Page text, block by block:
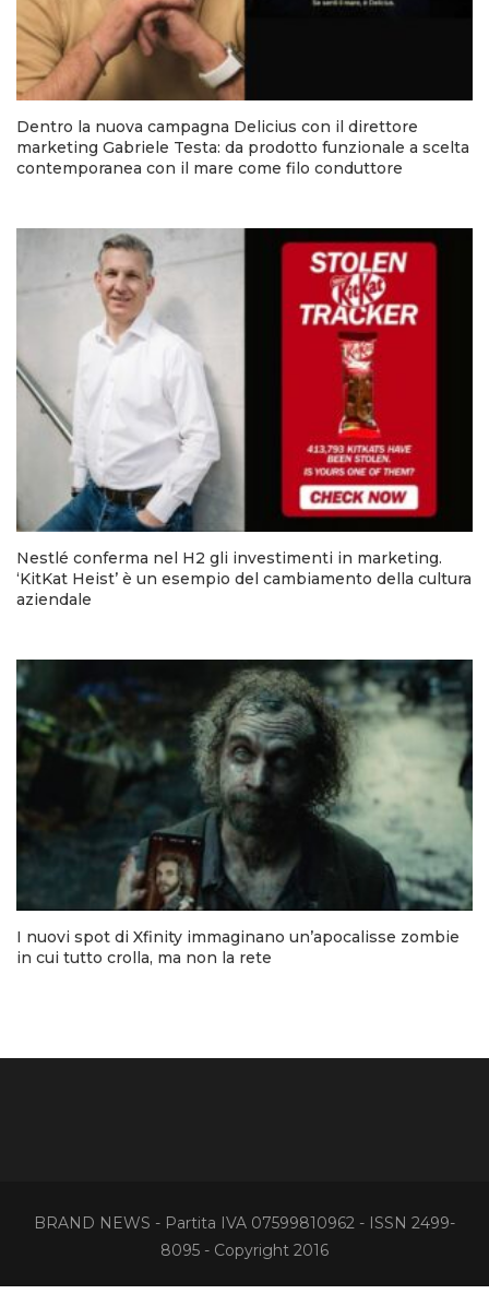
Dentro la nuova campagna Delicius con il direttore
marketing Gabriele Testa: da prodotto funzionale a scelta
contemporanea con il mare come filo conduttore
Nestlé conferma nel H2 gli investimenti in marketing.
‘KitKat Heist’ è un esempio del cambiamento della cultura
aziendale
I nuovi spot di Xfinity immaginano un’apocalisse zombie
in cui tutto crolla, ma non la rete
BRAND NEWS - Partita IVA 07599810962 - ISSN 2499-
8095 - Copyright 2016